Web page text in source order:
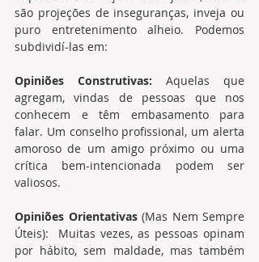
são projeções de inseguranças, inveja ou
puro entretenimento alheio. Podemos
subdividí-las em:
Opiniões Construtivas: Aquelas que
agregam, vindas de pessoas que nos
conhecem e têm embasamento para
falar. Um conselho profissional, um alerta
amoroso de um amigo próximo ou uma
crítica bem-intencionada podem ser
valiosos.
Opiniões Orientativas (Mas Nem Sempre
Úteis):  Muitas vezes, as pessoas opinam
por hábito, sem maldade, mas também